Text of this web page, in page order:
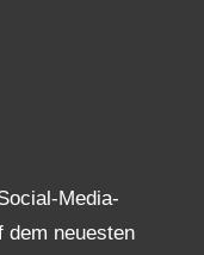
Media-
dem neuesten